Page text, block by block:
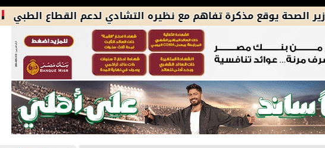
مذكرة تفاهم مع نظيره التشادي لدعم القطاع الطبي